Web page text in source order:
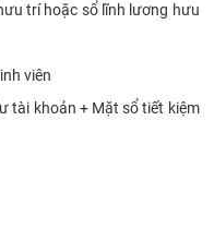
trí hoặc sổ lĩnh lương hưu
viên
tài khoản + Mặt sổ tiết kiệm